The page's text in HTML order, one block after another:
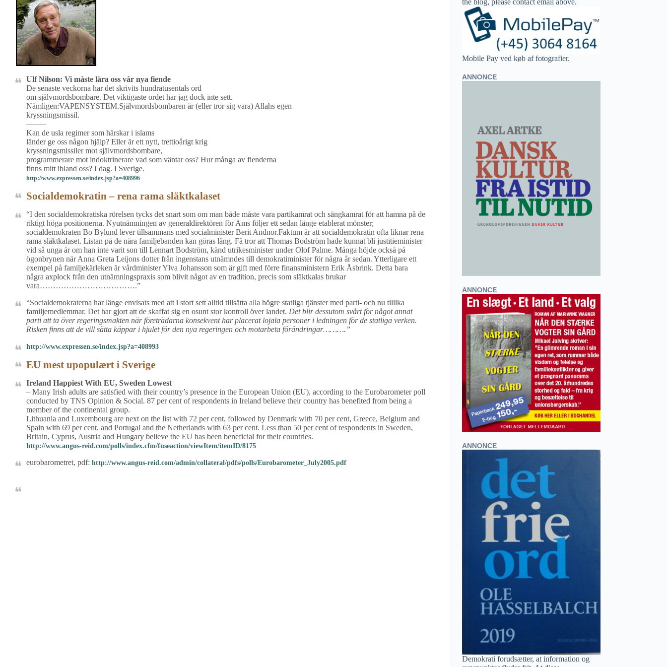
Ulf Nilson: Vi måste lära oss vår nya fiende
De senaste veckorna har det skrivits hundratusentals ord
om självmordsbombare. Det viktigaste ordet har jag dock inte sett.
Nämligen:VAPENSYSTEM.Självmordsbombaren är (eller tror sig vara) Allahs egen
kryssningsmissil.
——–
Kan de usla regimer som härskar i islams
länder ge oss någon hjälp? Eller är ett nytt, trettioårigt krig
kryssningsmissiler mot självmordsbombare,
programmerare mot indoktrinerare vad som väntar oss? Hur många av fienderna
finns mitt ibland oss? I dag. I Sverige.
http://www.expressen.se/index.jsp?a=408996
Socialdemokratin – rena rama släktkalaset
“I den socialdemokratiska rörelsen tycks det snart som om man både måste vara partikamrat och sängkamrat för att hamna på de
riktigt höga positionerna. Nyutnämningen av generaldirektören för Ams följer ett sedan länge etablerat mönster;
socialdemokraten Bo Bylund lever tillsammans med socialminister Berit Andnor.Faktum är att socialdemokratin ofta liknar rena
rama släktkalaset. Listan på de nära familjebanden kan göras lång. Få tror att Thomas Bodström hade kunnat bli justitieminister
vid så unga år om han inte varit son till Lennart Bodström, känd utrikesminister under Olof Palme. Många höjde också på
ögonbrynen när Anna Greta Leijons dotter från ingenstans utnämndes till demokratiminister för några år sedan. Ytterligare ett
exempel på familjekärleken är vårdminister Ylva Johansson som är gift med förre finansministern Erik Åsbrink. Detta bara
några axplock från den utnämningspraxis som blivit något av en tradition, precis som släktkalas brukar
vara……………………………….”
“Socialdemokraterna har länge envisats med att i stort sett alltid tillsätta alla högre statliga tjänster med parti- och nu tillika
familjemedlemmar. Det har gjort att de skaffat sig en osunt stor kontroll över landet. Det blir dessutom svårt för något annat
parti att ta över regeringsmakten när företrädarna konsekvent har placerat lojala personer i ledningen för de statliga verken.
Risken finns att de vill sätta käppar i hjulet för den nya regeringen och motarbeta förändringar……….”
http://www.expressen.se/index.jsp?a=408993
EU mest upopulært i Sverige
Ireland Happiest With EU, Sweden Lowest
– Many Irish adults are satisfied with their country’s presence in the European Union (EU), according to the Eurobarometer poll
conducted by TNS Opinion & Social. 87 per cent of respondents in Ireland believe their country has benefited from being a
member of the continental group.
Lithuania and Luxembourg are next on the list with 72 per cent, followed by Denmark with 70 per cent, Greece, Belgium and
Spain with 69 per cent, and Portugal and the Netherlands with 63 per cent. Less than 50 per cent of respondents in Sweden,
Britain, Cyprus, Austria and Hungary believe the EU has been beneficial for their countries.
http://www.angus-reid.com/polls/index.cfm/fuseaction/viewItem/itemID/8175
eurobarometret, pdf: http://www.angus-reid.com/admin/collateral/pdfs/polls/Eurobarometer_July2005.pdf
the blog, please contact email above.
Mobile Pay ved køb af fotografier.
ANNONCE
ANNONCE
ANNONCE
Demokrati forudsætter, at information og